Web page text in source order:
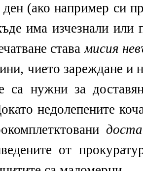
(ако например си
има изчезнали или
ставамисия
чието зареждане и
са нужни за
недолепените
от